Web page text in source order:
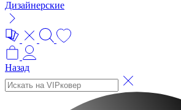
Дизайнерские
Назад